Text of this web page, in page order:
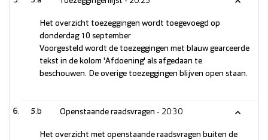
Het overzicht toezeggingen wordt toegevoegd op
donderdag 10 september
Voorgesteld wordt de toezeggingen met blauw gearceerde
tekst in de kolom 'Afdoening' als afgedaan te
beschouwen. De overige toezeggingen blijven open staan.
5.b Openstaande raadsvragen - 20:30
Het overzicht met openstaande raadsvragen buiten de